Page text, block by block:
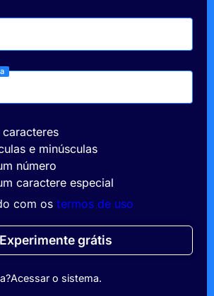
e minúsculas
número
caractere especial
com os termos de uso
Experimente grátis
Acessar o sistema.